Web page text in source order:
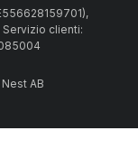
clienti:
AB